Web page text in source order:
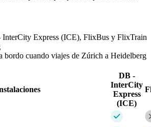
InterCity Express (ICE), FlixBus y FlixTrain
bordo cuando viajes de Zúrich a Heidelberg
DB -
InterCity
Express
(ICE)